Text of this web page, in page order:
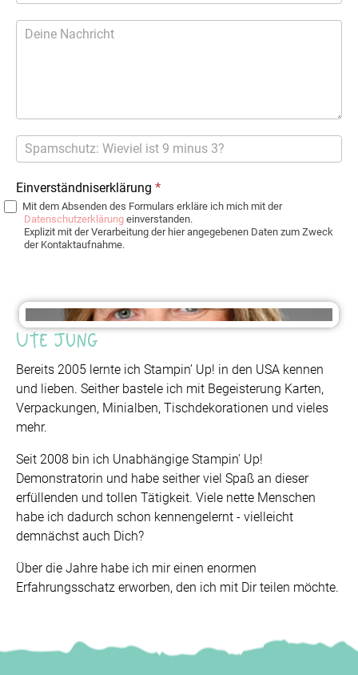
Einverständniserklärung *
Mit dem Absenden des Formulars erkläre ich mich mit der
Datenschutzerklärung einverstanden.
Explizit mit der Verarbeitung der hier angegebenen Daten zum Zweck
der Kontaktaufnahme.
Ute Jung
Bereits 2005 lernte ich Stampin’ Up! in den USA kennen
und lieben. Seither bastele ich mit Begeisterung Karten,
Verpackungen, Minialben, Tischdekorationen und vieles
mehr.
Seit 2008 bin ich Unabhängige Stampin' Up!
Demonstratorin und habe seither viel Spaß an dieser
erfüllenden und tollen Tätigkeit. Viele nette Menschen
habe ich dadurch schon kennengelernt - vielleicht
demnächst auch Dich?
Über die Jahre habe ich mir einen enormen
Erfahrungsschatz erworben, den ich mit Dir teilen möchte.